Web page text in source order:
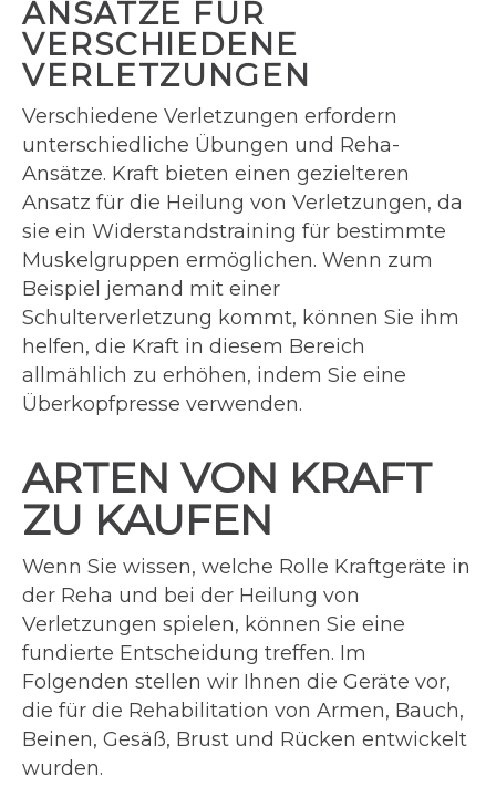
NSÄTZE FÜR V
ERSCHIEDENE V
ERLETZUNGEN
Verschiedene Verletzungen erfordern
unterschiedliche Übungen und Reha-
Ansätze. Kraft bieten einen gezielteren
Ansatz für die Heilung von Verletzungen, da
sie ein Widerstandstraining für bestimmte
Muskelgruppen ermöglichen. Wenn zum
Beispiel jemand mit einer
Schulterverletzung kommt, können Sie ihm
helfen, die Kraft in diesem Bereich
allmählich zu erhöhen, indem Sie eine
Überkopfpresse verwenden.
ARTEN VON KRAFT
ZU KAUFEN
Wenn Sie wissen, welche Rolle Kraftgeräte in
der Reha und bei der Heilung von
Verletzungen spielen, können Sie eine
fundierte Entscheidung treffen. Im
Folgenden stellen wir Ihnen die Geräte vor,
die für die Rehabilitation von Armen, Bauch,
Beinen, Gesäß, Brust und Rücken entwickelt
wurden.